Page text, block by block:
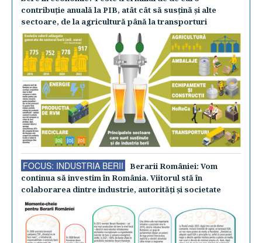
contribuţie anuală la PIB, atât cât să susţină şi alte
sectoare, de la agricultură până la transporturi
FOCUS: INDUSTRIA BERII
Berarii României: Vom
continua să investim în România. Viitorul stă în
colaborarea dintre industrie, autorităţi şi societate